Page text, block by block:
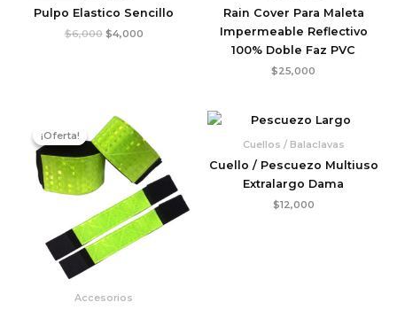
Pulpo Elastico Sencillo
$6,000
$6,000.
$4,000
$4,000.
Rain Cover Para Maleta
Impermeable Reflectivo
100% Doble Faz PVC
$25,000
¡Oferta!
¡Oferta!
Accesorios
El
precio
original
era:
$9,000.
actual
es:
$6,000.
Cuellos / Balaclavas
Cuello / Pescuezo Multiuso
Extralargo Dama
$12,000